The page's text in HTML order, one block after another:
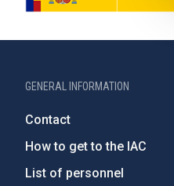
GENERAL INFORMATION
Contact
How to get to the IAC
List of personnel